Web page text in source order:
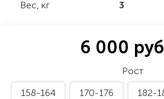
Вес, кг 3
6 000
Рост
158-164
170-176 182-